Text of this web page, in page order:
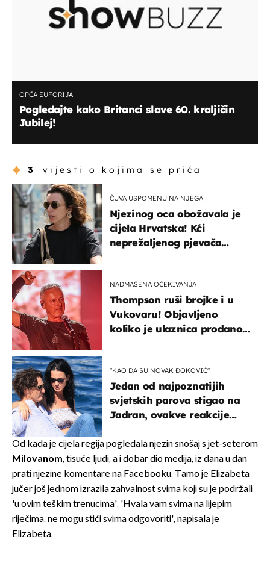
OPĆA EUFORIJA
Pogledajte kako Britanci slave 60. kraljičin
Jubilej!
3 vijesti o kojima se priča
ČUVA USPOMENU NA NJEGA
Njezinog oca obožavala je
cijela Hrvatska! Kći
neprežaljenog pjevača
NADMAŠENA OČEKIVANJA
Thompson ruši brojke i u
Vukovaru! Objavljeno
koliko je ulaznica prodano
"KAO DA SU NOVAK ĐOKOVIĆ"
Jedan od najpoznatijih
svjetskih parova stigao na
Jadran, ovakve reakcije
Od kada je cijela regija pogledala njezin snošaj s jet-seterom
Milovanom, tisuće ljudi, a i dobar dio medija, iz dana u dan
prati njezine komentare na Facebooku. Tamo je Elizabeta
jučer još jednom izrazila zahvalnost svima koji su je podržali
'u ovim teškim trenucima'. 'Hvala vam svima na lijepim
riječima, ne mogu stići svima odgovoriti', napisala je
Elizabeta.